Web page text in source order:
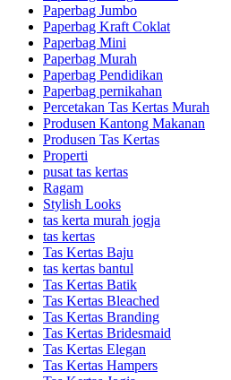
Paperbag Jumbo
Paperbag Kraft Coklat
Paperbag Mini
Paperbag Murah
Paperbag Pendidikan
Paperbag pernikahan
Percetakan Tas Kertas Murah
Produsen Kantong Makanan
Produsen Tas Kertas
Properti
pusat tas kertas
Ragam
Stylish Looks
tas kerta murah jogja
tas kertas
Tas Kertas Baju
tas kertas bantul
Tas Kertas Batik
Tas Kertas Bleached
Tas Kertas Branding
Tas Kertas Bridesmaid
Tas Kertas Elegan
Tas Kertas Hampers